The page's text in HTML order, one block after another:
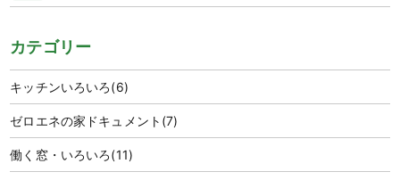
カテゴリー
キッチンいろいろ(6)
ゼロエネの家ドキュメント (7)
働く窓・いろいろ(11)